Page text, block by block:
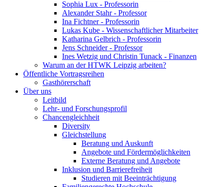
Sophia Lux - Professorin
Alexander Stahr - Professor
Ina Fichtner - Professorin
Lukas Kube - Wissenschaftlicher Mitarbeiter
Katharina Gelbrich - Professorin
Jens Schneider - Professor
Ines Wetzig und Christin Tunack - Finanzen
Warum an der HTWK Leipzig arbeiten?
Öffentliche Vortragsreihen
Gasthörerschaft
Über uns
Leitbild
Lehr- und Forschungsprofil
Chancengleichheit
Diversity
Gleichstellung
Beratung und Auskunft
Angebote und Fördermöglichkeiten
Externe Beratung und Angebote
Inklusion und Barrierefreiheit
Studieren mit Beeinträchtigung